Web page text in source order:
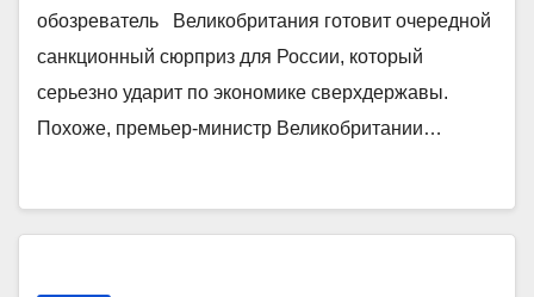
обозреватель Великобритания готовит очередной
санкционный сюрприз для России, который
серьезно ударит по экономике сверхдержавы.
Похоже, премьер-министр Великобритании…